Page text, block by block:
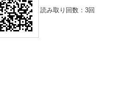
読み取り回数： 3回